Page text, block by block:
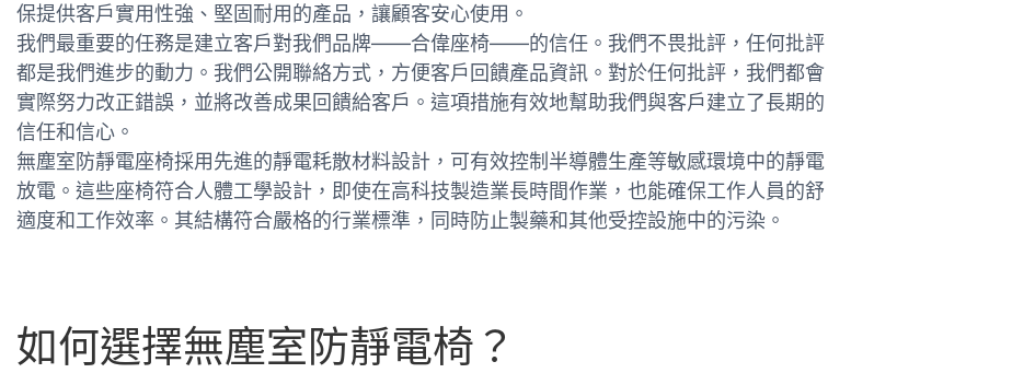
保提供客戶實用性強、堅固耐用的產品，讓顧客安心使用。
我們最重要的任務是建立客戶對我們品牌——合偉座椅——的信任。我們不畏批評，任何批評
都是我們進步的動力。我們公開聯絡方式，方便客戶回饋產品資訊。對於任何批評，我們都會
實際努力改正錯誤，並將改善成果回饋給客戶。這項措施有效地幫助我們與客戶建立了長期的
信任和信心。
無塵室防靜電座椅採用先進的靜電耗散材料設計，可有效控制半導體生產等敏感環境中的靜電
放電。這些座椅符合人體工學設計，即使在高科技製造業長時間作業，也能確保工作人員的舒
適度和工作效率。其結構符合嚴格的行業標準，同時防止製藥和其他受控設施中的污染。
如何選擇無塵室防靜電椅？